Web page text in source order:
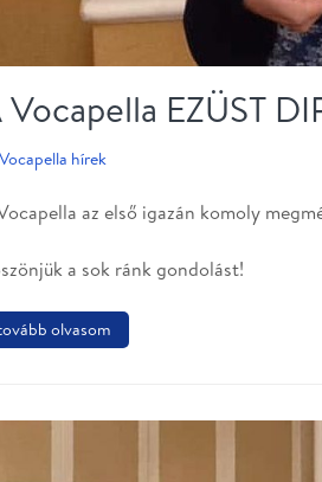
Vocapella EZÜST
Vocapella hírek
az első igazán komoly
a sok ránk gondolást!
olvasom